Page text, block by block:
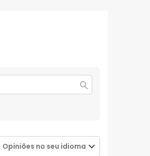
Opiniões no seu idioma